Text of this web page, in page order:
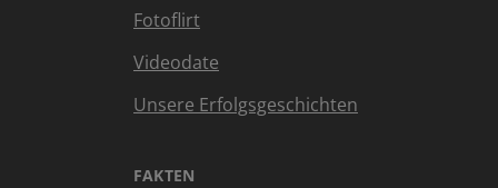
Fotoflirt
Videodate
Unsere Erfolgsgeschichten
FAKTEN